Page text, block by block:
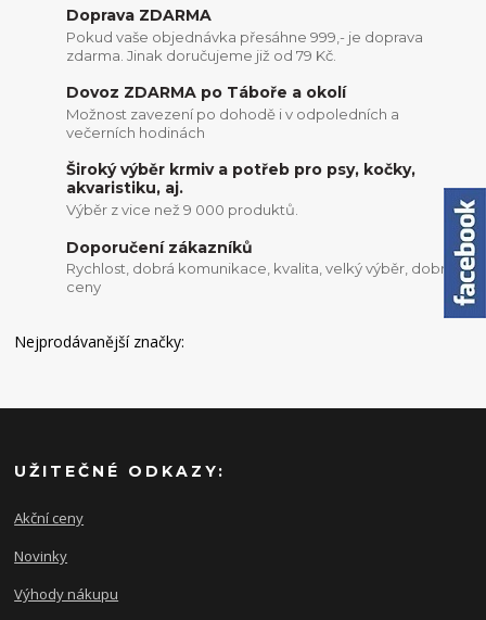
Doprava ZDARMA
Pokud vaše objednávka přesáhne 999,- je doprava
zdarma. Jinak doručujeme již od 79 Kč.
Dovoz ZDARMA po Táboře a okolí
Možnost zavezení po dohodě i v odpoledních a
večerních hodinách
Široký výběr krmiv a potřeb pro psy, kočky,
akvaristiku, aj.
Výběr z vice než 9 000 produktů.
Doporučení zákazníků
Rychlost, dobrá komunikace, kvalita, velký výběr, dobré
ceny
Nejprodávanější značky:
UŽITEČNÉ ODKAZY:
Akční ceny
Novinky
Výhody nákupu